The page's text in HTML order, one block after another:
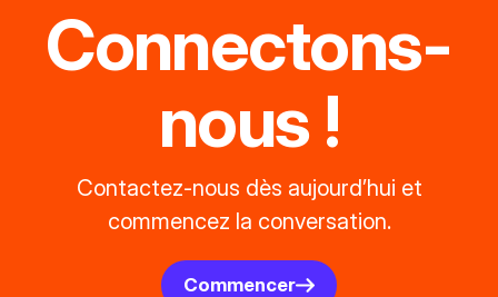
Connectons-
nous !
Contactez-nous dès aujourd’hui et
commencez la conversation.
Commencer